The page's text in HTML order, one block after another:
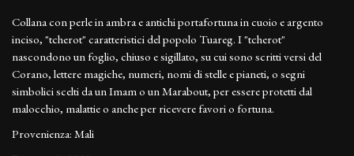
Collana con perle in ambra e antichi portafortuna in cuoio e argento
inciso, "tcherot" caratteristici del popolo Tuareg. I "tcherot"
nascondono un foglio, chiuso e sigillato, su cui sono scritti versi del
Corano, lettere magiche, numeri, nomi di stelle e pianeti, o segni
simbolici scelti da un Imam o un Marabout, per essere protetti dal
malocchio, malattie o anche per ricevere favori o fortuna.
Provenienza: Mali